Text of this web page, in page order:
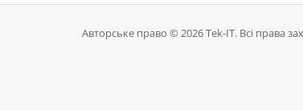
Авторське право © 2026 Tek-IT. Всі права